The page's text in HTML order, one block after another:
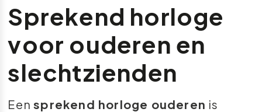
Sprekend horloge
voor ouderen en
slechtzienden
Eensprekend horloge ouderen is